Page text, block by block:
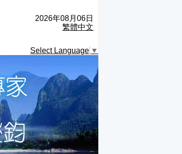
2026年08月06日
繁體中文
Select Language ▼